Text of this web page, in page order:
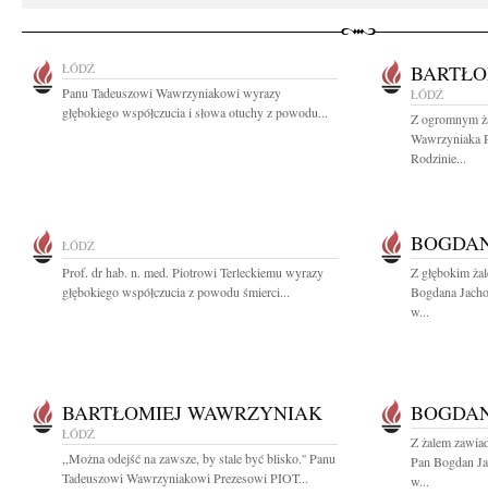
ŁÓDŹ
Panu Tadeuszowi Wawrzyniakowi wyrazy
głębokiego współczucia i słowa otuchy z powodu...
ŁÓDŹ
Z ogromnym
Wawrzyniaka
Rodzinie...
ŁÓDŹ
Prof. dr hab. n. med. Piotrowi Terleckiemu wyrazy
głębokiego współczucia z powodu śmierci...
Z głębokim
Bogdana
w...
BARTŁOMIEJ WAWRZYNIAK
ŁÓDŹ
,,Można odejść na zawsze, by stale być blisko.'' Panu
Tadeuszowi Wawrzyniakowi Prezesowi PIOT...
Z żalem
Pan Bogdan
w...